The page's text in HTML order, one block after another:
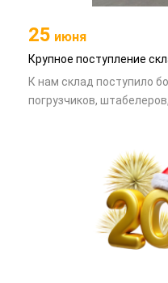
25 июня
Крупное поступление
К нам склад поступило
погрузчиков,